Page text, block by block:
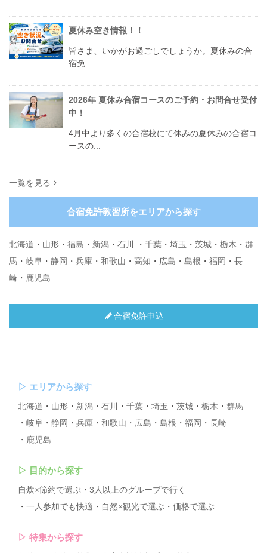
夏休み空き情報！！
皆さま、いかがお過ごしでしょうか。夏休みの合
宿免...
2026年 夏休み合宿コースのご予約・お問合せ受付
中！
4月中より多くの合宿校にて休みの夏休みの合宿コ
ースの...
一覧を見る
合宿免許教習所をエリアから探す
北海道 ・ 山形 ・ 福島 ・ 新潟 ・ 石川 ・ 千葉 ・ 埼玉 ・ 茨城 ・ 栃木 ・ 群
馬 ・ 岐阜 ・ 静岡 ・ 兵庫 ・ 和歌山 ・ 高知 ・ 広島 ・ 島根 ・ 福岡 ・ 長
崎 ・ 鹿児島
合宿免許申込
▷ エリアから探す
北海道 山形 新潟 石川 千葉 埼玉 茨城 栃木
群馬
岐阜
静岡 兵庫 和歌山 広島 島根 福岡
長崎
鹿児島
▷ 目的から探す
自炊×節約で選ぶ
3人以上のグループで行く
一人参加でも快適
自然×観光で選ぶ 価格で選ぶ
▷ 特集から探す